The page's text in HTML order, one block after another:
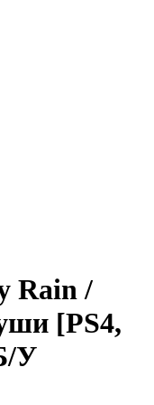
Rain /
[PS4,
У